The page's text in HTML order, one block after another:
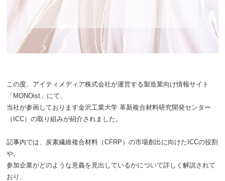
この度、アイティメディア株式会社が運営する製造業向け情報サイト
「MONOist」にて、
当社が参画しております金沢工業大学 革新複合材料研究開発センター
（ICC）の取り組みが紹介されました。
記事内では、炭素繊維複合材料（CFRP）の市場創出に向けたICCの役割
や、
参加企業がどのような意義を見出しているかについて詳しく解説されて
おり、